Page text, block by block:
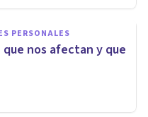
PERSONALES
nos afectan y que